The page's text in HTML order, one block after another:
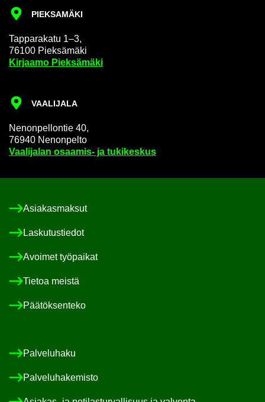
PIEK­SA­MÄ­KI
Tap­pa­ra­ka­tu 1–3,
76100 Piek­sä­mä­ki
Kir­jaa­mo Piek­sä­mä­ki
VAA­LI­JA­LA
Ne­non­pel­lon­tie 40,
76940 Ne­non­pel­to
Vaa­li­ja­lan osaamis-​ ja tu­ki­kes­kus
Asia­kas­mak­sut
Las­ku­tus­tie­dot
Avoi­met työ­pai­kat
Tie­toa meis­tä
Pää­tök­sen­te­ko
Pal­ve­lu­ha­ku
Pal­ve­lu­ha­ke­mis­to